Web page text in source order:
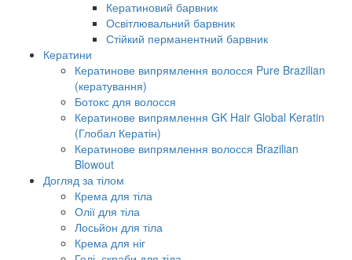
Кератиновий барвник
Освітлювальний барвник
Стійкий перманентний барвник
Кератини
Кератинове випрямлення волосся Pure Brazilian
(кератування)
Ботокс для волосся
Кератинове випрямлення GK Hair Global Keratin
(Глобал Кератін)
Кератинове випрямлення волосся Brazilian
Blowout
Догляд за тілом
Крема для тіла
Олії для тіла
Лосьйон для тіла
Крема для ніг